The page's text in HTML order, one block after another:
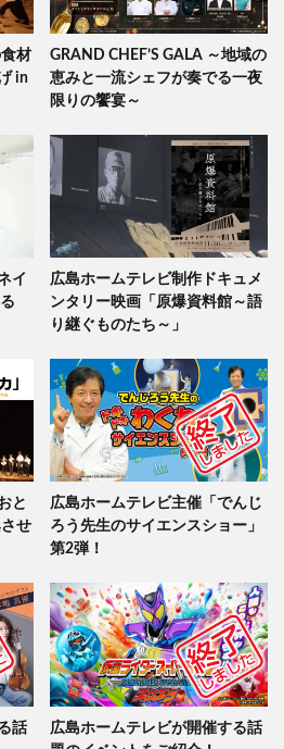
材
in
GRAND CHEF’S GALA ～地域の
恵みと一流シェフが奏でる一夜
限りの饗宴～
イ
広島ホームテレビ制作ドキュメ
ンタリー映画「原爆資料館～語
り継ぐものたち～」
と
せ
広島ホームテレビ主催「でんじ
ろう先生のサイエンスショー」
第2弾！
話
広島ホームテレビが開催する話